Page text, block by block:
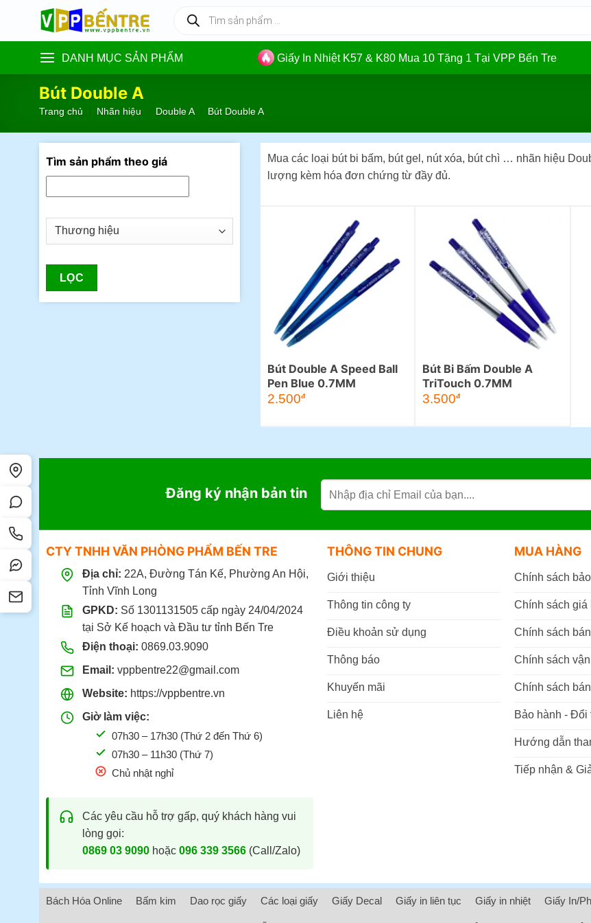
content
kiếm
phẩm
DANH MỤC SẢN PHẨM Giấy In Nhiệt K57 & K80 Mua 10 Tặng 1 Tại VPP Bến Tre
Bút Double A
Trang chủ Nhãn hiệu Double A Bút Double A
Tìm sản phẩm theo giá
LỌC
Mua các loại bút bi bấm, bút gel, nút xóa, bút chì … nhãn hiệu
lượng kèm hóa đơn chứng từ đầy đủ.
Bút Double A Speed Ball
Pen Blue 0.7MM
2.500đ
Bút Bi Bấm Double A
TriTouch 0.7MM
3.500đ
Đăng ký nhận bản tin
CTY TNHH VĂN PHÒNG PHẨM BẾN TRE
Địa chỉ: 22A, Đường Tán Kế, Phường An Hội,
Tỉnh Vĩnh Long
GPKD: Số 1301131505 cấp ngày 24/04/2024
tại Sở Kế hoạch và Đầu tư tỉnh Bến Tre
Điện thoại: 0869.03.9090
Email: vppbentre22@gmail.com
Website: https://vppbentre.vn
Giờ làm việc:
07h30 – 17h30 (Thứ 2 đến Thứ 6)
07h30 – 11h30 (Thứ 7)
Chủ nhật nghỉ
Các yêu cầu hỗ trợ gấp, quý khách hàng vui
lòng gọi:
0869 03 9090hoặc 096 339 3566(Call/Zalo)
THÔNG TIN CHUNG
Giới thiệu
Thông tin công ty
Điều khoản sử dụng
Thông báo
Khuyến mãi
Liên hệ
MUA HÀNG
Chính sách
Chính sách giá
Chính sách
Chính sách
Chính sách
Bảo hành - Đổi
Hướng dẫn
Tiếp nhận &
Bách Hóa Online Bấm kim Dao rọc giấy Các loại giấy Giấy Decal Giấy in liên tục Giấy in nhiệt Giấy In/